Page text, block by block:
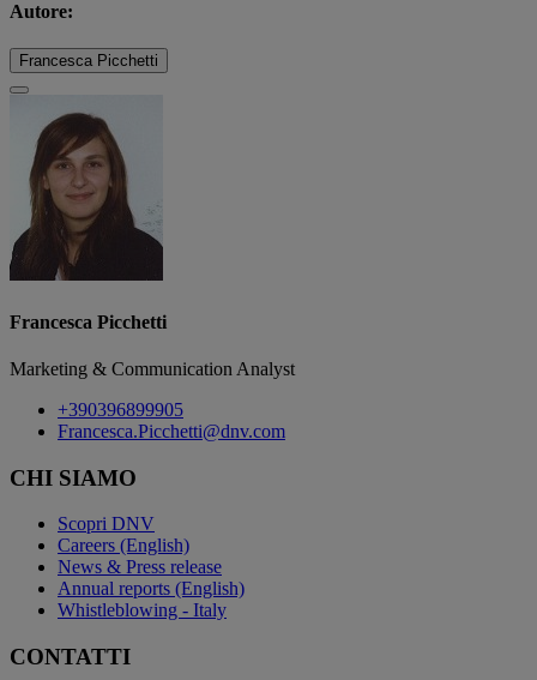
Autore:
Francesca Picchetti
Francesca Picchetti
Marketing & Communication Analyst
+390396899905
Francesca.Picchetti@dnv.com
CHI SIAMO
Scopri DNV
Careers (English)
News & Press release
Annual reports (English)
Whistleblowing - Italy
CONTATTI